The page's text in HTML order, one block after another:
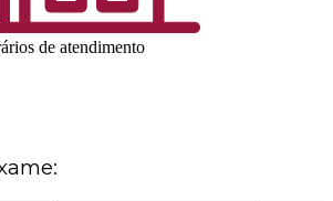
de atendimento